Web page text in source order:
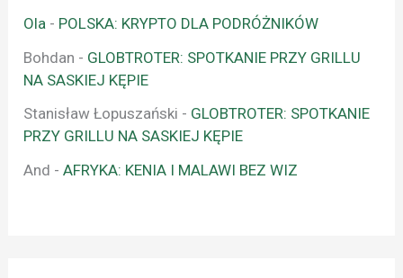
Ola - POLSKA: KRYPTO DLA PODRÓŻNIKÓW
Bohdan - GLOBTROTER: SPOTKANIE PRZY GRILLU
NA SASKIEJ KĘPIE
Stanisław Łopuszański - GLOBTROTER: SPOTKANIE
PRZY GRILLU NA SASKIEJ KĘPIE
And -AFRYKA: KENIA I MALAWI BEZ WIZ